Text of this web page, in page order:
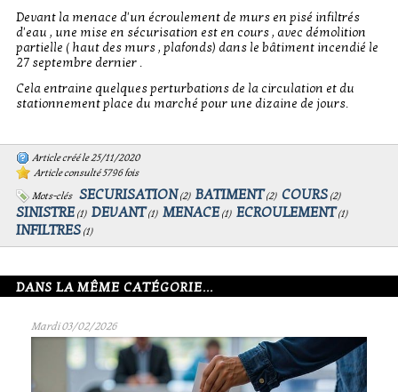
Devant la menace d'un écroulement de murs en pisé infiltrés
d'eau , une mise en sécurisation est en cours , avec démolition
partielle ( haut des murs , plafonds) dans le bâtiment incendié le
27 septembre dernier .
Cela entraine quelques perturbations de la circulation et du
stationnement place du marché pour une dizaine de jours.
Article créé le 25/11/2020
Article consulté 5796 fois
Mots-clés
SECURISATION (2) BATIMENT(2) COURS (2)
SINISTRE (1) DEVANT(1) MENACE (1) ECROULEMENT(1)
INFILTRES (1)
DANS LA MÊME CATÉGORIE...
Mardi 03/02/2026